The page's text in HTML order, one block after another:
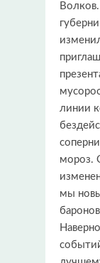
линии
мороз.
мы